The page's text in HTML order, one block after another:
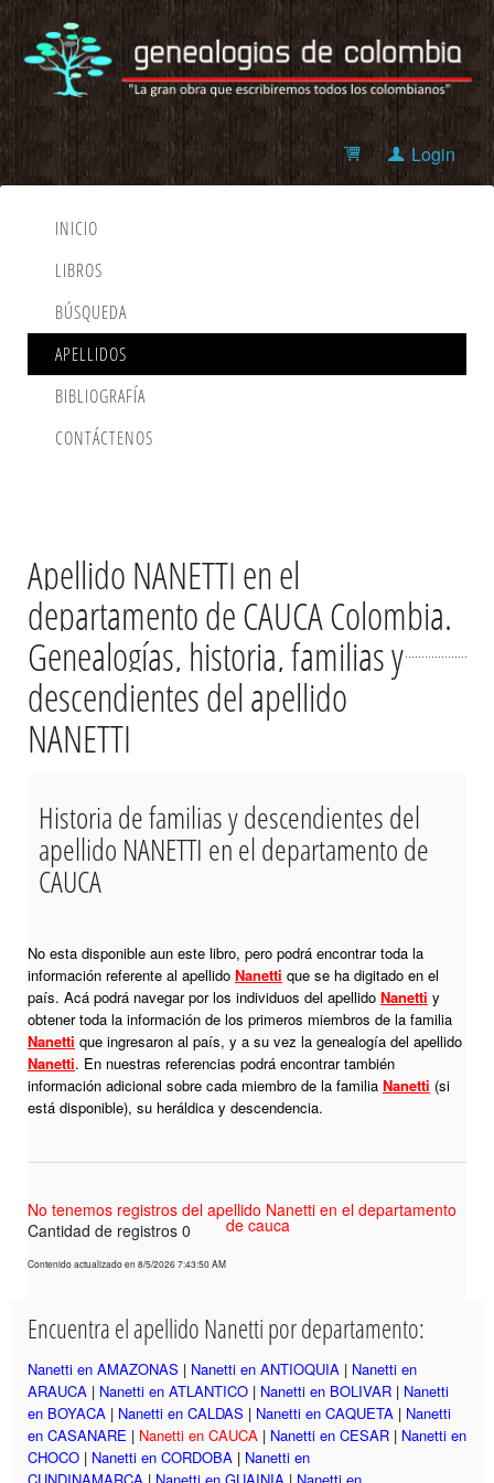
Login
INICIO
LIBROS
BÚSQUEDA
APELLIDOS
BIBLIOGRAFÍA
CONTÁCTENOS
Apellido NANETTI en el
departamento de CAUCA Colombia.
Genealogías, historia, familias y
descendientes del apellido
NANETTI
Historia de familias y descendientes del
apellido NANETTI en el departamento de
CAUCA
No esta disponible aun este libro, pero podrá encontrar toda la
información referente al apellido Nanetti que se ha digitado en el
país. Acá podrá navegar por los individuos del apellido Nanetti y
obtener toda la información de los primeros miembros de la familia
Nanetti que ingresaron al país, y a su vez la genealogía del apellido
Nanetti. En nuestras referencias podrá encontrar también
información adicional sobre cada miembro de la familia Nanetti (si
está disponible), su heráldica y descendencia.
No tenemos registros del apellido Nanetti en el departamento
de cauca
Cantidad de registros 0
Contenido actualizado en 8/5/2026 7:43:50 AM
Encuentra el apellido Nanetti por departamento:
Nanetti en AMAZONAS | Nanetti en ANTIOQUIA | Nanetti en
ARAUCA | Nanetti en ATLANTICO | Nanetti en BOLIVAR | Nanetti
en BOYACA | Nanetti en CALDAS | Nanetti en CAQUETA | Nanetti
en CASANARE | Nanetti en CAUCA | Nanetti en CESAR | Nanetti en
CHOCO | Nanetti en CORDOBA | Nanetti en